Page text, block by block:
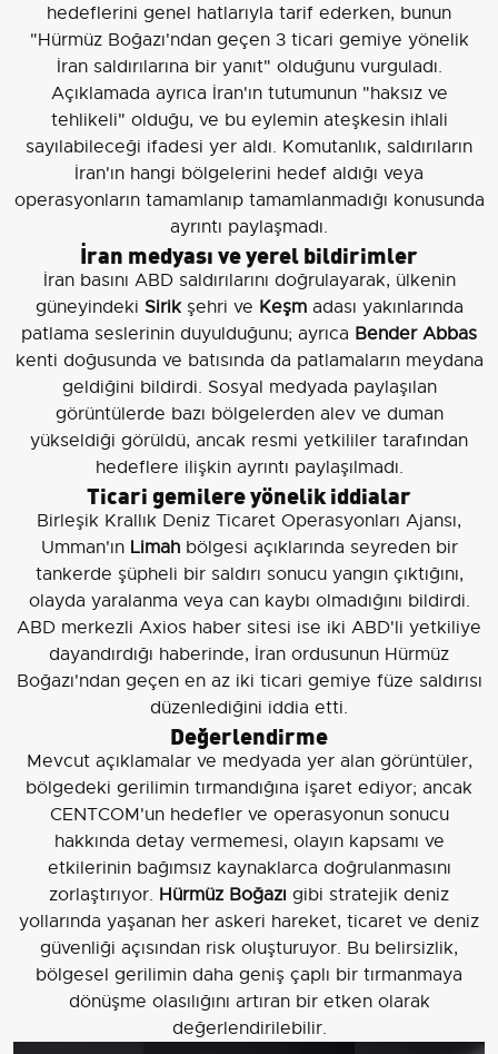
hedeflerini genel hatlarıyla tarif ederken, bunun
"Hürmüz Boğazı'ndan geçen 3 ticari gemiye yönelik
İran saldırılarına bir yanıt" olduğunu vurguladı.
Açıklamada ayrıca İran'ın tutumunun "haksız ve
tehlikeli" olduğu, ve bu eylemin ateşkesin ihlali
sayılabileceği ifadesi yer aldı. Komutanlık, saldırıların
İran'ın hangi bölgelerini hedef aldığı veya
operasyonların tamamlanıp tamamlanmadığı konusunda
ayrıntı paylaşmadı.
İran medyası ve yerel bildirimler
İran basını ABD saldırılarını doğrulayarak, ülkenin
güneyindeki Sirikşehri ve Keşmadası yakınlarında
patlama seslerinin duyulduğunu; ayrıca Bender Abbas
kenti doğusunda ve batısında da patlamaların meydana
geldiğini bildirdi. Sosyal medyada paylaşılan
görüntülerde bazı bölgelerden alev ve duman
yükseldiği görüldü, ancak resmi yetkililer tarafından
hedeflere ilişkin ayrıntı paylaşılmadı.
Ticari gemilere yönelik iddialar
Birleşik Krallık Deniz Ticaret Operasyonları Ajansı,
Umman'ın Limahbölgesi açıklarında seyreden bir
tankerde şüpheli bir saldırı sonucu yangın çıktığını,
olayda yaralanma veya can kaybı olmadığını bildirdi.
ABD merkezli Axios haber sitesi ise iki ABD'li yetkiliye
dayandırdığı haberinde, İran ordusunun Hürmüz
Boğazı'ndan geçen en az iki ticari gemiye füze saldırısı
düzenlediğini iddia etti.
Değerlendirme
Mevcut açıklamalar ve medyada yer alan görüntüler,
bölgedeki gerilimin tırmandığına işaret ediyor; ancak
CENTCOM'un hedefler ve operasyonun sonucu
hakkında detay vermemesi, olayın kapsamı ve
etkilerinin bağımsız kaynaklarca doğrulanmasını
zorlaştırıyor. Hürmüz Boğazı gibi stratejik deniz
yollarında yaşanan her askeri hareket, ticaret ve deniz
güvenliği açısından risk oluşturuyor. Bu belirsizlik,
bölgesel gerilimin daha geniş çaplı bir tırmanmaya
dönüşme olasılığını artıran bir etken olarak
değerlendirilebilir.